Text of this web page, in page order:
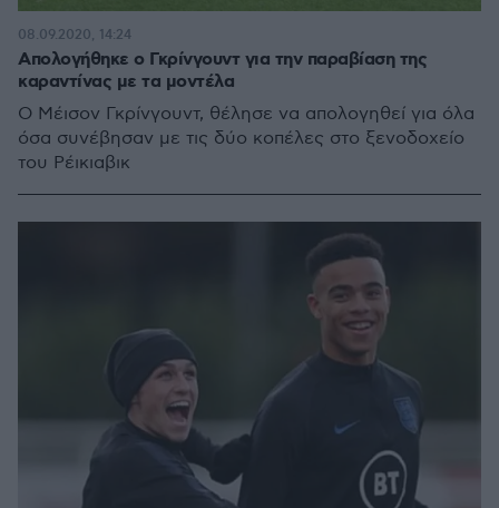
Απολογήθηκε ο Γκρίνγουντ για την παραβίαση της
καραντίνας με τα μοντέλα
Ο Μέισον Γκρίνγουντ, θέλησε να απολογηθεί για όλα
όσα συνέβησαν με τις δύο κοπέλες στο ξενοδοχείο
του Ρέικιαβικ
08.09.2020, 14:24